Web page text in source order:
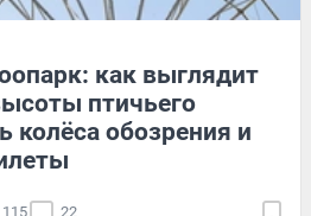
как выглядит
птичьего
колёса обозрения и
115 22